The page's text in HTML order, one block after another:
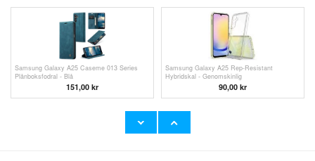
Samsung Galaxy A25 Caseme 013 Series
Plånboksfodral - Blå
151,00 kr
Samsung Galaxy A25 Rep-Resistant
Hybridskal - Genomskinlig
90,00 kr